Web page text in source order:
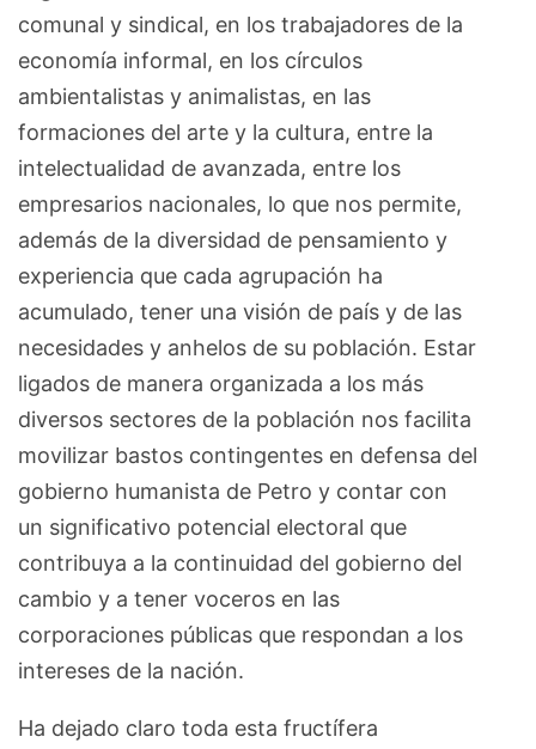
comunal y sindical, en los trabajadores de la
economía informal, en los círculos
ambientalistas y animalistas, en las
formaciones del arte y la cultura, entre la
intelectualidad de avanzada, entre los
empresarios nacionales, lo que nos permite,
además de la diversidad de pensamiento y
experiencia que cada agrupación ha
acumulado, tener una visión de país y de las
necesidades y anhelos de su población. Estar
ligados de manera organizada a los más
diversos sectores de la población nos facilita
movilizar bastos contingentes en defensa del
gobierno humanista de Petro y contar con
un significativo potencial electoral que
contribuya a la continuidad del gobierno del
cambio y a tener voceros en las
corporaciones públicas que respondan a los
intereses de la nación.
Ha dejado claro toda esta fructífera